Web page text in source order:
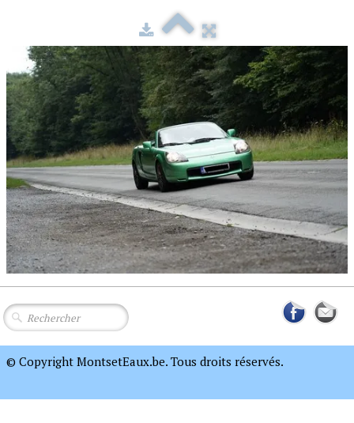
Telechargements
© Copyright MontsetEaux.be. Tous droits réservés.